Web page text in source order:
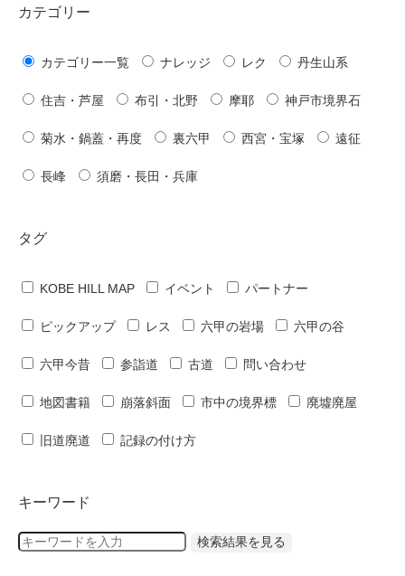
カテゴリー
カテゴリー一覧 ナレッジ レク 丹生山系
住吉・芦屋 布引・北野 摩耶 神戸市境界石
菊水・鍋蓋・再度 裏六甲 西宮・宝塚 遠征
長峰 須磨・長田・兵庫
タグ
KOBE HILL MAP イベント パートナー
ピックアップ レス 六甲の岩場 六甲の谷
六甲今昔 参詣道 古道 問い合わせ
地図書籍 崩落斜面 市中の境界標 廃墟廃屋
旧道廃道 記録の付け方
キーワード